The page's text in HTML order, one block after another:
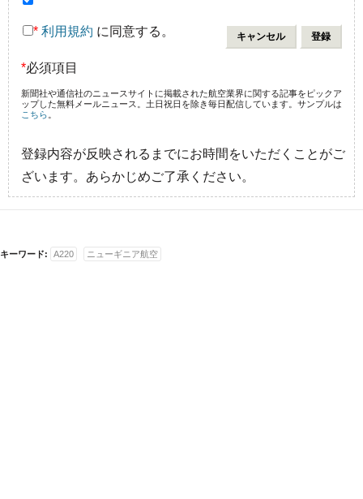
* 利用規約 に同意する。
*必須項目
新聞社や通信社のニュースサイトに掲載された航空業界に関する記事をピックア
ップした無料メールニュース。土日祝日を除き毎日配信しています。サンプルは
こちら
登録内容が反映されるまでにお時間をいただくことがご
ざいます。あらかじめご了承ください。
キーワード: A220 ニューギニア航空